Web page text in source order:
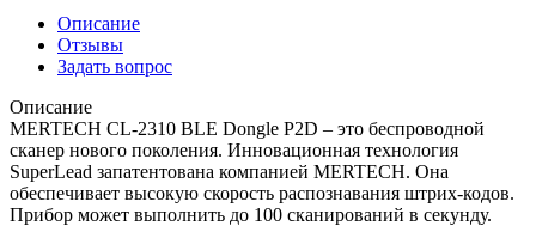
Описание
Отзывы
Задать вопрос
Описание
MERTECH CL-2310 BLE Dongle P2D – это беспроводной
сканер нового поколения. Инновационная технология
SuperLead запатентована компанией MERTECH. Она
обеспечивает высокую скорость распознавания штрих-кодов.
Прибор может выполнить до 100 сканирований в секунду.